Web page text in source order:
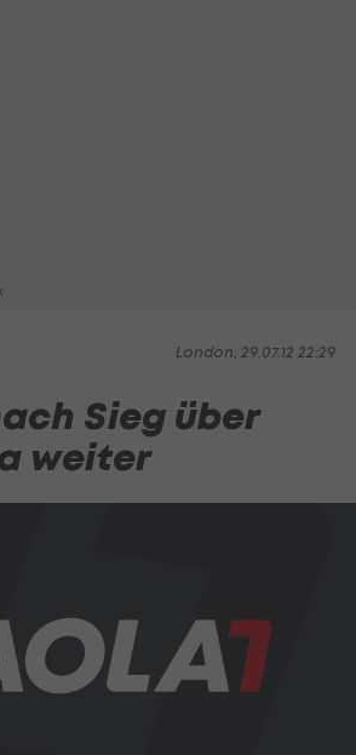
London, 29.07.12 22:29
Sieg über
weiter